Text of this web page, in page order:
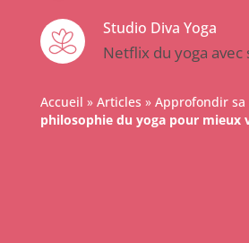
Studio Diva Yoga
Netflix du yoga avec
Accueil » Articles » Approfondir
philosophie du yoga pour mieux